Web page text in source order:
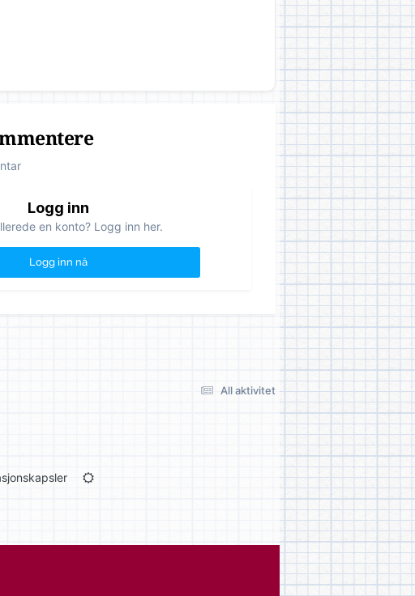
Logg inn
en konto? Logg inn her.
Logg inn nå
All aktivitet